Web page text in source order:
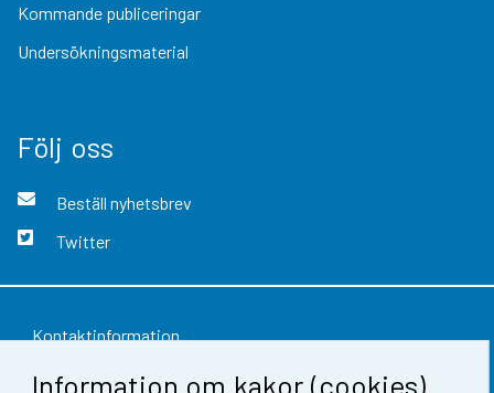
Information om kakor (cookies)
Kommande publiceringar
Undersökningsmaterial
Följ oss
Beställ nyhetsbrev
Twitter
Kontaktinformation
Respons